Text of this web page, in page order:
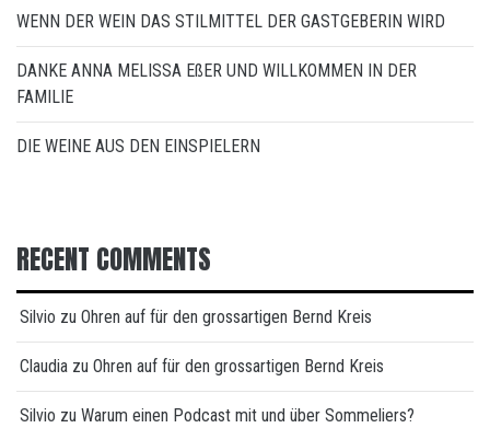
WENN DER WEIN DAS STILMITTEL DER GASTGEBERIN WIRD
DANKE ANNA MELISSA EßER UND WILLKOMMEN IN DER
FAMILIE
DIE WEINE AUS DEN EINSPIELERN
RECENT COMMENTS
Silvio zu Ohren auf für den grossartigen Bernd Kreis
Claudia zu Ohren auf für den grossartigen Bernd Kreis
Silvio zu Warum einen Podcast mit und über Sommeliers?